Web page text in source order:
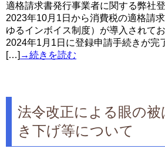
適格請求書発行事業者に関する弊社
2023年10月1日から消費税の適格請
ゆるインボイス制度）が導入されて
2024年1月1日に登録申請手続きが完
[…] →続きを読む
法令改正による眼の被
き下げ等について